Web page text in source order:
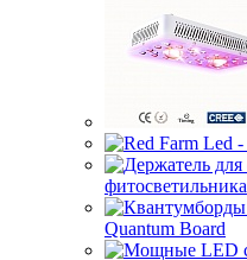
фитосветильника
Quantum Board